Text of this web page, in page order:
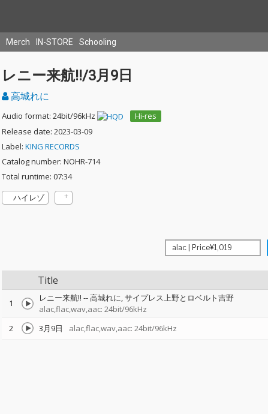
Merch IN-STORE Schooling
レニー来航!!/3月9日
高城れに
Audio format: 24bit/96kHz
Hi-res
Release date: 2023-03-09
Label: KING RECORDS
Catalog number: NOHR-714
Total runtime: 07:34
ハイレゾ
Title
1 レニー来航!! --高城れに サイプレス上野とロベルト吉野
alac,flac,wav,aac: 24bit/96kHz
2 3月9日 alac,flac,wav,aac: 24bit/96kHz